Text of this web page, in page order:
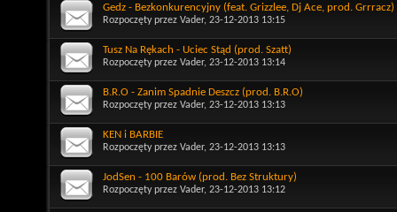
Gedz - Bezkonkurencyjny (feat. Grizzlee, Dj Ace, prod. Grrracz)
Rozpoczęty przez Vader, 23-12-2013 13:15
Tusz Na Rękach - Uciec Stąd (prod. Szatt)
Rozpoczęty przez Vader, 23-12-2013 13:14
B.R.O - Zanim Spadnie Deszcz (prod. B.R.O)
Rozpoczęty przez Vader, 23-12-2013 13:13
KEN i BARBIE
Rozpoczęty przez Vader, 23-12-2013 13:13
JodSen - 100 Barów (prod. Bez Struktury)
Rozpoczęty przez Vader, 23-12-2013 13:12